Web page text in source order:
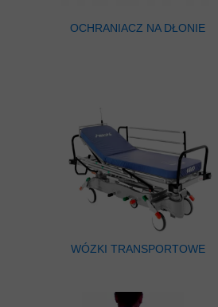
OCHRANIACZ NA DŁONIE
WÓZKI TRANSPORTOWE